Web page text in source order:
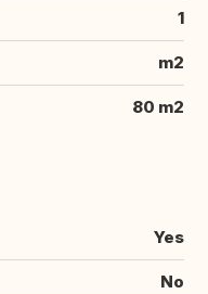
1
m2
80 m2
Yes
No